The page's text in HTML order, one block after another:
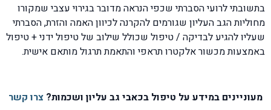
בתשובתי לרועי הסברתי שכפי הנראה מדובר בגירוי עצבי שמקורו
מחוליות הגב העליון שגורמים להקרנה לכיוון האמה והזרת, הסברתי
שעליו להגיע לבדיקה / טיפול שכולל שילוב של טיפול ידני + טיפול
באמצעות מכשור אלקטרו תראפי והתאמת תרגול מותאם אישית.
מעוניינים במידע על טיפול בכאבי גב עליון ושכמות? צרו קשר